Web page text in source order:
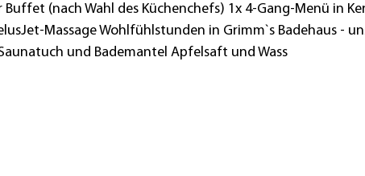
(nach Wahl des Küchenchefs) 1x 4-Gang-Menü in
Massage Wohlfühlstunden in Grimm`s Badehaus -
und Bademantel Apfelsaft und Wass